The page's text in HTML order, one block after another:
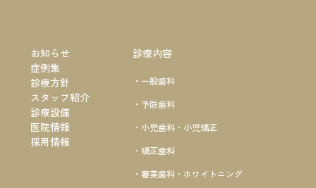
お知らせ
症例集
診療方針
診療内容
・一般歯科
・予防歯科
・小児歯科・小児矯正
・矯正歯科
・審美歯科・ホワイトニング
スタッフ紹介
診療設備
医院情報
採用情報